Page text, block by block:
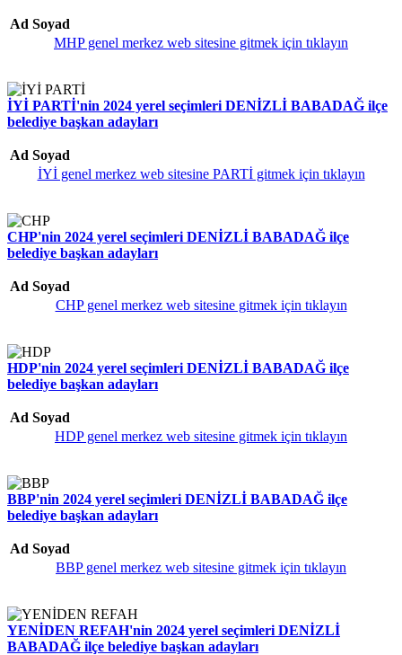
Ad Soyad
MHP genel merkez web sitesine gitmek için tıklayın
İYİ PARTİ'nin 2024 yerel seçimleri DENİZLİ BABADAĞ ilçe
belediye başkan adayları
Ad Soyad
İYİ genel merkez web sitesine PARTİ gitmek için tıklayın
CHP'nin 2024 yerel seçimleri DENİZLİ BABADAĞ ilçe
belediye başkan adayları
Ad Soyad
CHP genel merkez web sitesine gitmek için tıklayın
HDP'nin 2024 yerel seçimleri DENİZLİ BABADAĞ ilçe
belediye başkan adayları
Ad Soyad
HDP genel merkez web sitesine gitmek için tıklayın
BBP'nin 2024 yerel seçimleri DENİZLİ BABADAĞ ilçe
belediye başkan adayları
Ad Soyad
BBP genel merkez web sitesine gitmek için tıklayın
YENİDEN REFAH'nin 2024 yerel seçimleri DENİZLİ
BABADAĞ ilçe belediye başkan adayları